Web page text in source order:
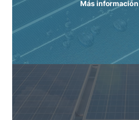
Más información